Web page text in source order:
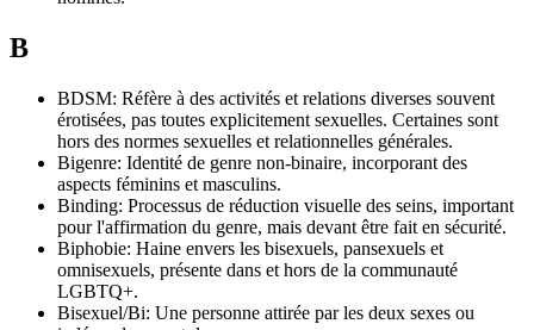
B
BDSM: Réfère à des activités et relations diverses souvent
érotisées, pas toutes explicitement sexuelles. Certaines sont
hors des normes sexuelles et relationnelles générales.
Bigenre: Identité de genre non-binaire, incorporant des
aspects féminins et masculins.
Binding: Processus de réduction visuelle des seins, important
pour l'affirmation du genre, mais devant être fait en sécurité.
Biphobie: Haine envers les bisexuels, pansexuels et
omnisexuels, présente dans et hors de la communauté
LGBTQ+.
Bisexuel/Bi: Une personne attirée par les deux sexes ou